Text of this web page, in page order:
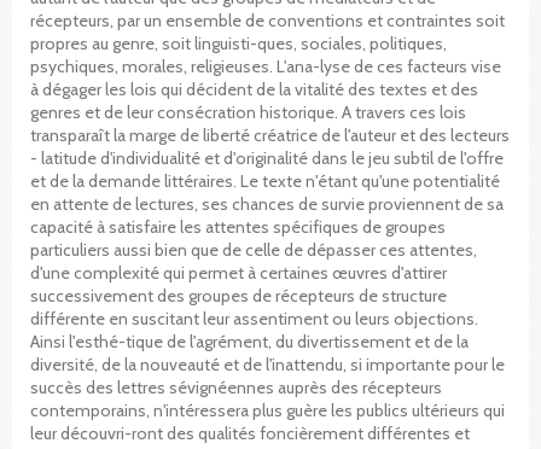
récepteurs, par un ensemble de conventions et contraintes soit
propres au genre, soit linguisti-ques, sociales, politiques,
psychiques, morales, religieuses. L'ana-lyse de ces facteurs vise
à dégager les lois qui décident de la vitalité des textes et des
genres et de leur consécration historique. A travers ces lois
transparaît la marge de liberté créatrice de l'auteur et des lecteurs
- latitude d'individualité et d'originalité dans le jeu subtil de l'offre
et de la demande littéraires. Le texte n'étant qu'une potentialité
en attente de lectures, ses chances de survie proviennent de sa
capacité à satisfaire les attentes spécifiques de groupes
particuliers aussi bien que de celle de dépasser ces attentes,
d'une complexité qui permet à certaines œuvres d'attirer
successivement des groupes de récepteurs de structure
différente en suscitant leur assentiment ou leurs objections.
Ainsi l'esthé-tique de l'agrément, du divertissement et de la
diversité, de la nouveauté et de l'inattendu, si importante pour le
succès des lettres sévignéennes auprès des récepteurs
contemporains, n'intéressera plus guère les publics ultérieurs qui
leur découvri-ront des qualités foncièrement différentes et